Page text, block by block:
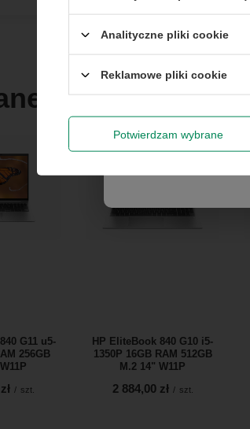
dla Ciebie
G11 u5-
256GB
/ szt.
HP EliteBook 840 G10 i5-
1350P 16GB RAM 512GB
M.2 14" W11P
2 884,00 zł / szt.
Rabat 50 zł
Wyrażam zgodę
Analityczne pliki cookie
Reklamowe pliki cookie
Potwierdzam wybrane